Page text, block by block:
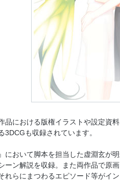
品における版権イラストや設定資
3DCGも収録されています。
において脚本を担当した虚淵玄が
ーン解説を収録。また両作品で原
れらにまつわるエピソード等がイ